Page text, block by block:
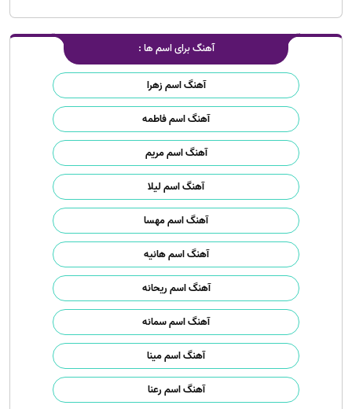
آهنگ برای اسم ها :
آهنگ اسم زهرا
آهنگ اسم فاطمه
آهنگ اسم مریم
آهنگ اسم لیلا
آهنگ اسم مهسا
آهنگ اسم هانیه
آهنگ اسم ریحانه
آهنگ اسم سمانه
آهنگ اسم مینا
آهنگ اسم رعنا